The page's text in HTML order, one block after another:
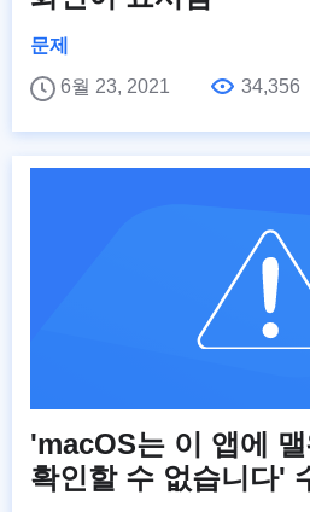
문제
6월 23, 2021
34,356
'macOS는 이 앱에 맬
확인할 수 없습니다'